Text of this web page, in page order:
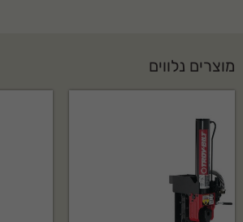
מוצרים נלווים